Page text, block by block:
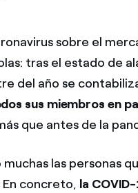
sobre el
tras el estado de
del año se
sus miembros en
que antes de la
muchas las personas
concreto, la